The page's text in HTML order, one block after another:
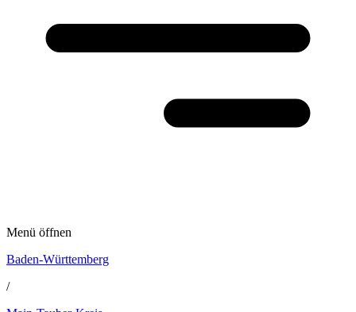
Menü öffnen
Baden-Württemberg
/